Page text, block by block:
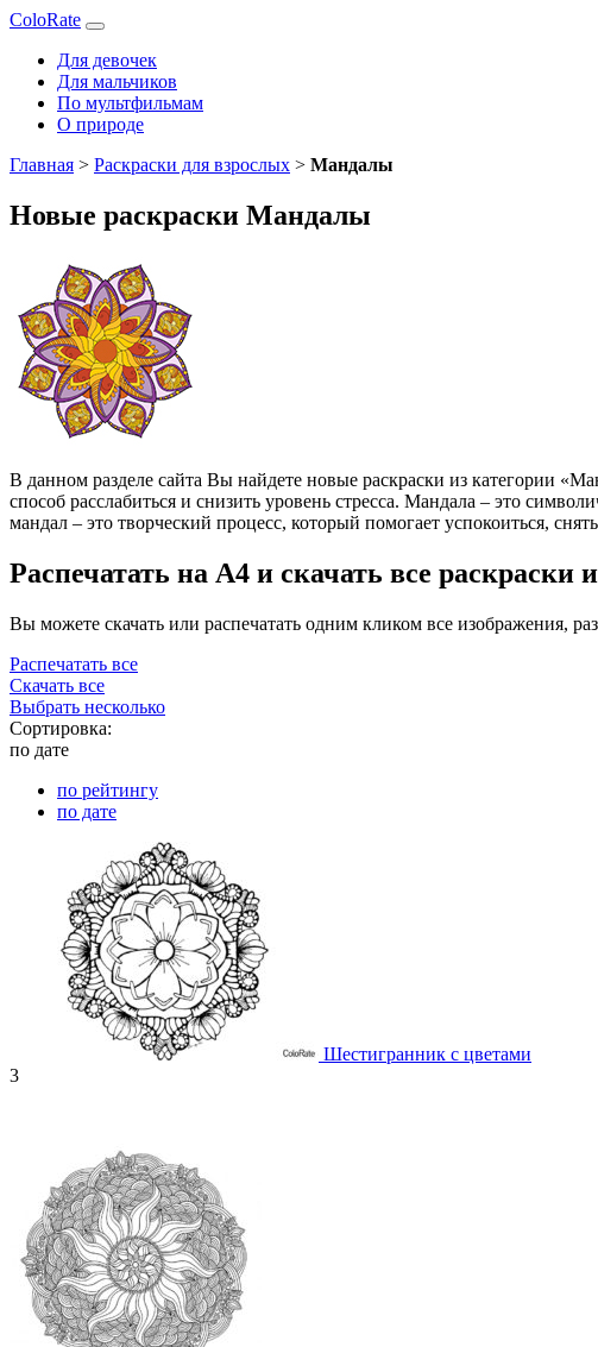
ColoRate
Для девочек
Для мальчиков
По мультфильмам
О природе
Главная > Раскраски для взрослых > Мандалы
Новые раскраски Мандалы
В данном разделе сайта Вы найдете новые раскраски из категории
способ расслабиться и снизить уровень стресса. Мандала – это
мандал – это творческий процесс, который помогает успокоиться,
Распечатать на А4 и скачать все раскраски
Вы можете скачать или распечатать одним кликом все изображения,
Распечатать все
Скачать все
Выбрать несколько
Сортировка:
по дате
по рейтингу
по дате
Шестигранник с цветами
3